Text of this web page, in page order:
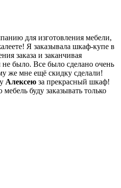
для изготовления мебели,
Я заказывала шкаф-купе в
заказа и заканчивая
было. Все было сделано очень
же мне ещё скидку сделали!
Алексею за прекрасный шкаф!
буду заказывать только